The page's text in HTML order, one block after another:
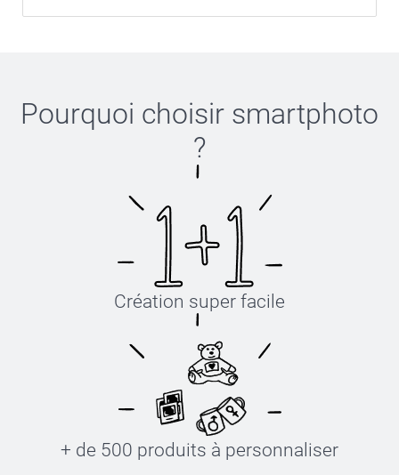
Pourquoi choisir smartphoto
?
Création super facile
+ de 500 produits à personnaliser